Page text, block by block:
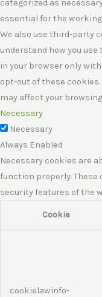
categorized as
essential for the
We also use third-party
understand how you
in your browser only
opt-out of these
may affect your
Necessary
Necessary
Always Enabled
Necessary cookies are
function properly.
security features of the
Cookie
cookielawinfo-